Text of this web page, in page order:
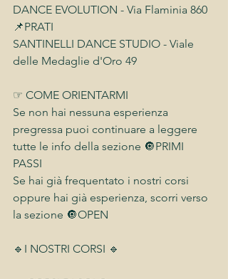
DANCE EVOLUTION - Via Flaminia 860
📌PRATI
SANTINELLI DANCE STUDIO - Viale
delle Medaglie d'Oro 49
☞ COME ORIENTARMI
Se non hai nessuna esperienza
pregressa puoi continuare a leggere
tutte le info della sezione 🔘PRIMI
PASSI
Se hai già frequentato i nostri corsi
oppure hai già esperienza, scorri verso
la sezione 🔘OPEN
🔹I NOSTRI CORSI 🔹